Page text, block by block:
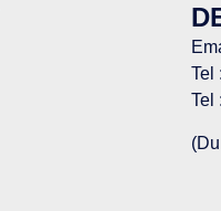
Tel :
Tel :